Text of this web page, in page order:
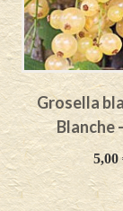
Grosella
Blanche
5,00